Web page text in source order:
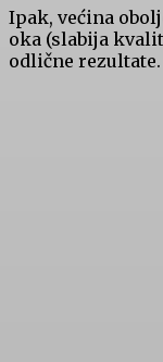
Ipak, većina
oka (slabija
odlične rezultate.